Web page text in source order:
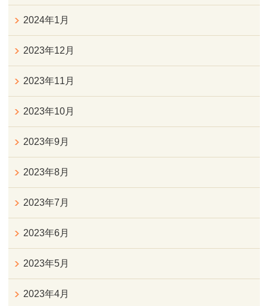
2024年1月
2023年12月
2023年11月
2023年10月
2023年9月
2023年8月
2023年7月
2023年6月
2023年5月
2023年4月